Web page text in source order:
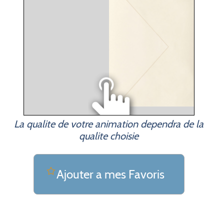
La qualite de votre animation dependra de la
qualite choisie
Ajouter a mes Favoris